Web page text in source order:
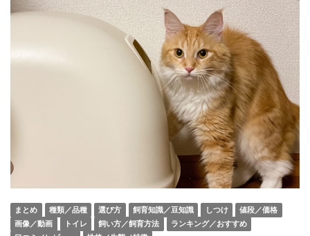
まとめ 種類／品種 選び方 飼育知識／豆知識 しつけ
値段／価格
画像／動画
トイレ 飼い方／飼育方法
ランキング／おすすめ